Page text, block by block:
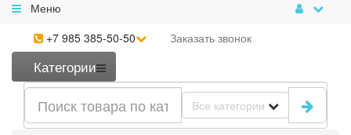
Меню
+7 985 385-50-50
Заказать звонок
Категории
Все категории